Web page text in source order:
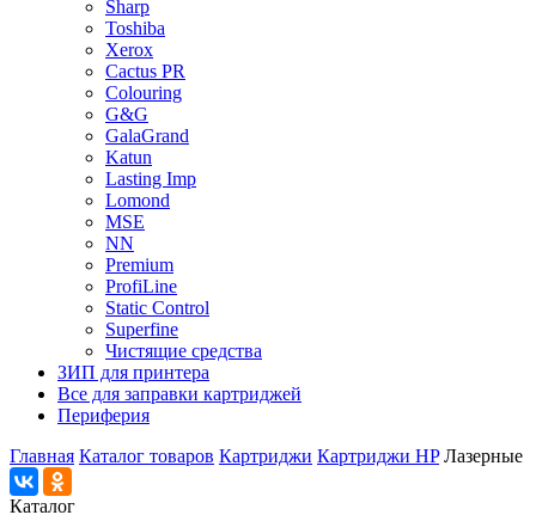
Sharp
Toshiba
Xerox
Cactus PR
Colouring
G&G
GalaGrand
Katun
Lasting Imp
Lomond
MSE
NN
Premium
ProfiLine
Static Control
Superfine
Чистящие средства
ЗИП для принтера
Все для заправки картриджей
Периферия
Главная Каталог товаров Картриджи Картриджи HP Лазерные
Каталог